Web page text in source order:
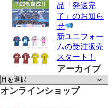
品「発送完
了」のお知ら
せ
新ユニフォー
ムの受注販売
スタート！
アーカイブ
ア
ー
オンラインショップ